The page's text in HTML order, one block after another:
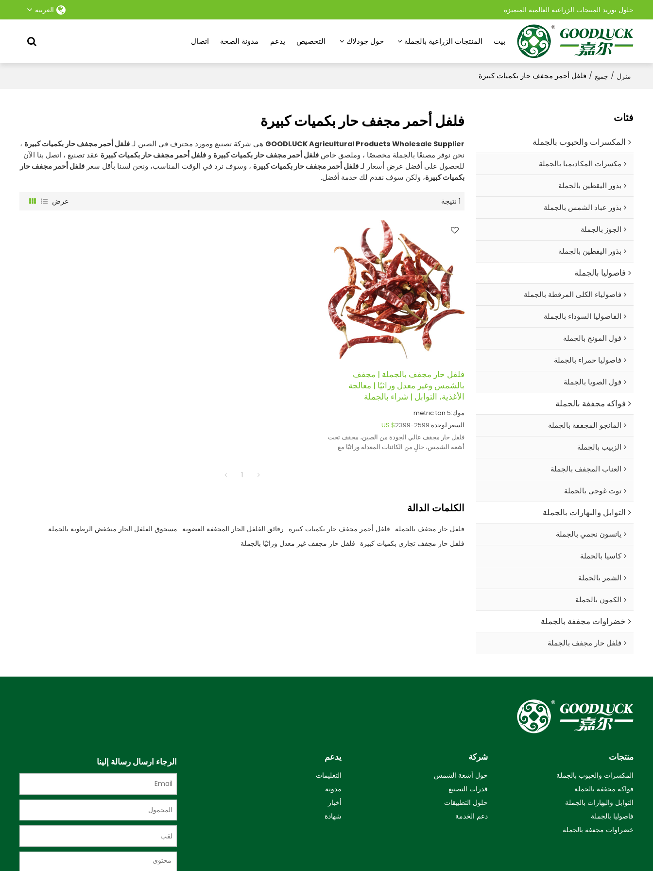
حلول توريد المنتجات الزراعية العالمية المتميزة العربية
بيت المنتجات الزراعية بالجملة حول جودلاك التخصيص يدعم مدونة الصحة اتصال
منزل / جميع / فلفل أحمر مجفف حار بكميات كبيرة
فلفل أحمر مجفف حار بكميات كبيرة
GOODLUCK Agricultural Products Wholesale Supplier هي شركة تصنيع ومورد محترف في الصين لـفلفل أحمر مجفف حار بكميات كبيرة ،
نحن نوفر مصنعًا بالجملة مخصصًا ، وملصق خاص فلفل أحمر مجفف حار بكميات كبيرة و فلفل أحمر مجفف حار بكميات كبيرة عقد تصنيع ، اتصل بنا الآن
للحصول على أفضل عرض أسعار لـفلفل أحمر مجفف حار بكميات كبيرة ، وسوف نرد في الوقت المناسب، ونحن لسنا بأقل سعر فلفل أحمر مجفف حار
بكميات كبيرة، ولكن سوف نقدم لك خدمة أفضل.
1 نتيجة عرض
فلفل حار مجفف بالجملة | مجفف
بالشمس وغير معدل وراثيًا | معالجة
الأغذية، التوابل | شراء بالجملة
موك:5
metric ton
السعر لوحدة:
US $2399-2599
فلفل حار مجفف عالي الجودة من الصين، مجفف تحت
أشعة الشمس، خالٍ من الكائنات المعدلة وراثيًا مع
1
الكلمات الدالة
فلفل حار مجفف بالجملة فلفل أحمر مجفف حار بكميات كبيرة رقائق الفلفل الحار المجففة العضوية مسحوق الفلفل الحار منخفض الرطوبة بالجملة
فلفل حار مجفف تجاري بكميات كبيرة فلفل حار مجفف غير معدل وراثيًا بالجملة
فئات
المكسرات والحبوب بالجملة
مكسرات المكاديميا بالجملة
بذور اليقطين بالجملة
بذور عباد الشمس بالجملة
الجوز بالجملة
بذور اليقطين بالجملة
فاصوليا بالجملة
فاصولياء الكلى المرقطة بالجملة
الفاصوليا السوداء بالجملة
فول المونج بالجملة
فاصوليا حمراء بالجملة
فول الصويا بالجملة
فواكه مجففة بالجملة
المانجو المجففة بالجملة
الزبيب بالجملة
العناب المجفف بالجملة
توت غوجي بالجملة
التوابل والبهارات بالجملة
يانسون نجمي بالجملة
كاسيا بالجملة
الشمر بالجملة
الكمون بالجملة
خضراوات مجففة بالجملة
فلفل حار مجفف بالجملة
منتجات
المكسرات والحبوب بالجملة
فواكه مجففة بالجملة
التوابل والبهارات بالجملة
فاصوليا بالجملة
خضراوات مجففة بالجملة
شركة
حول أشعة الشمس
قدرات التصنيع
حلول التطبيقات
دعم الخدمة
يدعم
التعليمات
مدونة
أخبار
شهادة
الرجاء ارسال رسالة إلينا